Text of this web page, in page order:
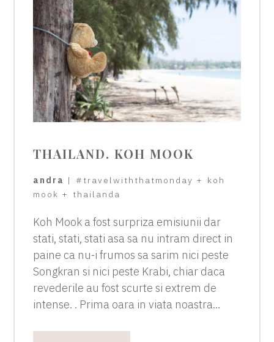
THAILAND. KOH MOOK
andra | #travelwiththatmonday +
koh
mook + thailanda
Koh Mook a fost surpriza emisiunii dar
stati, stati, stati asa sa nu intram direct in
paine ca nu-i frumos sa sarim nici peste
Songkran si nici peste Krabi, chiar daca
revederile au fost scurte si extrem de
intense. . Prima oara in viata noastra…